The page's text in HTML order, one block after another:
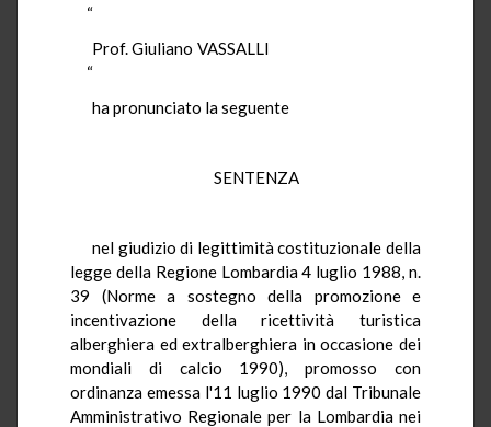
“
Prof. Giuliano VASSALLI
“
ha pronunciato la seguente
SENTENZA
nel giudizio di legittimità costituzionale della
legge della Regione Lombardia 4 luglio 1988, n.
39 (Norme a sostegno della promozione e
incentivazione della ricettività turistica
alberghiera ed extralberghiera in occasione dei
mondiali di calcio 1990), promosso con
ordinanza emessa l'11 luglio 1990 dal Tribunale
Amministrativo Regionale per la Lombardia nei